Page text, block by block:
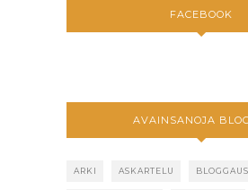
FACEBOOK
AVAINSANOJA
ARKI ASKARTELU BLOGGAUS